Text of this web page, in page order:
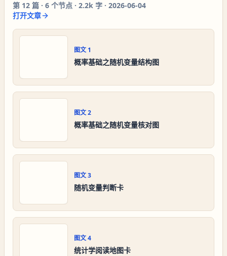
第 12 篇 · 6 个节点 · 2.2k 字 · 2026-06-04
打开文章
图文 1
概率基础之随机变量结构图
图文2
概率基础之随机变量核对图
图文3
随机变量判断卡
图文4
统计学阅读地图卡